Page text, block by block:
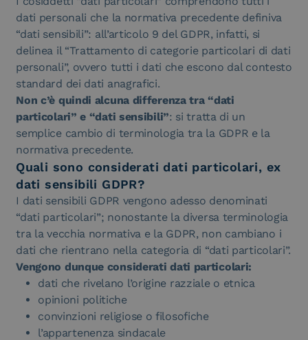
dati personali che la normativa precedente definiva
“dati sensibili”: all’articolo 9 del GDPR, infatti, si
delinea il “Trattamento di categorie particolari di dati
personali”, ovvero tutti i dati che escono dal contesto
standard dei dati anagrafici.
Non c’è quindi alcuna differenza tra “dati
particolari” e “dati sensibili”: si tratta di un
semplice cambio di terminologia tra la GDPR e la
normativa precedente.
Quali sono considerati dati particolari, ex
dati sensibili GDPR?
I dati sensibili GDPR vengono adesso denominati
“dati particolari”; nonostante la diversa terminologia
tra la vecchia normativa e la GDPR, non cambiano i
dati che rientrano nella categoria di “dati particolari”.
Vengono dunque considerati dati particolari:
dati che rivelano l’origine razziale o etnica
opinioni politiche
convinzioni religiose o filosofiche
l’appartenenza sindacale